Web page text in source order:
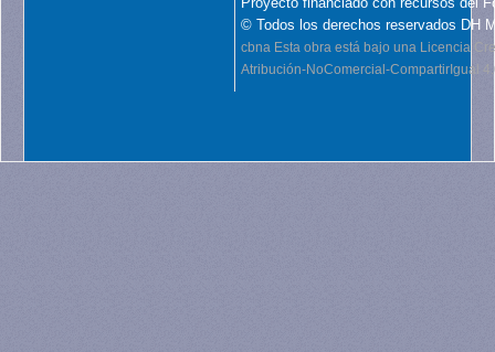
© Todos los derechos reservados DH
cbna Esta obra está bajo una Licencia
Atribución-NoComercial-CompartirIgual